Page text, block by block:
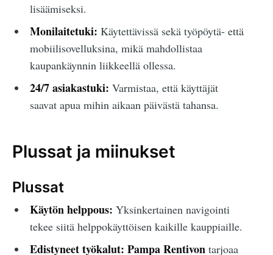
lisäämiseksi.
Monilaitetuki: Käytettävissä sekä työpöytä- että
mobiilisovelluksina, mikä mahdollistaa
kaupankäynnin liikkeellä ollessa.
24/7 asiakastuki: Varmistaa, että käyttäjät
saavat apua mihin aikaan päivästä tahansa.
Plussat ja miinukset
Plussat
Käytön helppous: Yksinkertainen navigointi
tekee siitä helppokäyttöisen kaikille kauppiaille.
Edistyneet työkalut: Pampa Rentivontarjoaa